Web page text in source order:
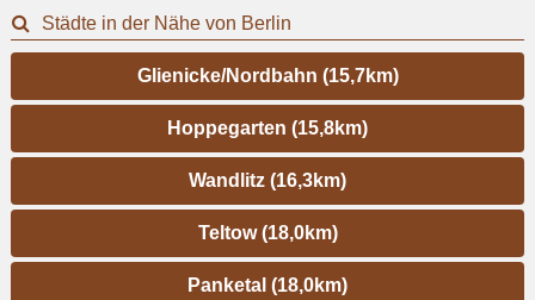
Städte in der Nähe von Berlin
Glienicke/Nordbahn (15,7km)
Hoppegarten (15,8km)
Wandlitz (16,3km)
Teltow (18,0km)
Panketal (18,0km)